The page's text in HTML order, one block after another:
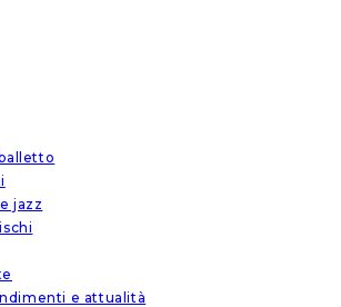
jazz
e attualità